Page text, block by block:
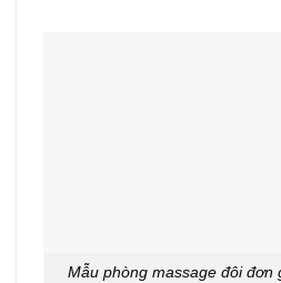
Mẫu phòng massage đôi đơn